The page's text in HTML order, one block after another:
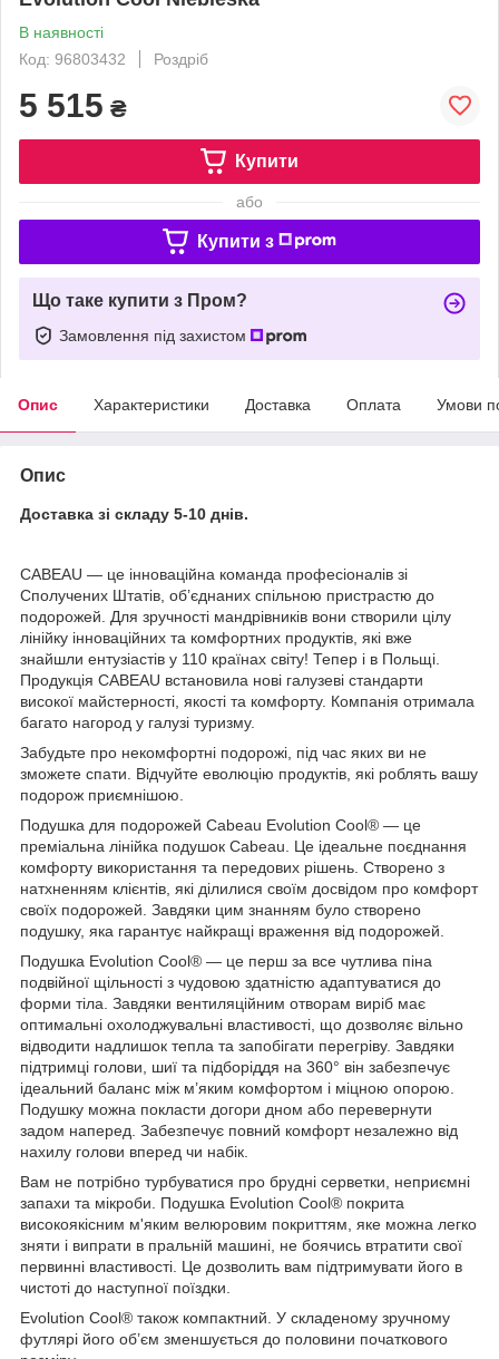
В наявності
Код: 96803432
Роздріб
5 515 ₴
Купити
або
Купити з
Що таке купити з Пром?
Замовлення під захистом
Опис Характеристики Доставка Оплата Умови
Опис
Доставка зі складу 5-10 днів.
CABEAU — це інноваційна команда професіоналів зі
Сполучених Штатів, об’єднаних спільною пристрастю до
подорожей. Для зручності мандрівників вони створили цілу
лінійку інноваційних та комфортних продуктів, які вже
знайшли ентузіастів у 110 країнах світу! Тепер і в Польщі.
Продукція CABEAU встановила нові галузеві стандарти
високої майстерності, якості та комфорту. Компанія отримала
багато нагород у галузі туризму.
Забудьте про некомфортні подорожі, під час яких ви не
зможете спати. Відчуйте еволюцію продуктів, які роблять вашу
подорож приємнішою.
Подушка для подорожей Cabeau Evolution Cool® — це
преміальна лінійка подушок Cabeau. Це ідеальне поєднання
комфорту використання та передових рішень. Створено з
натхненням клієнтів, які ділилися своїм досвідом про комфорт
своїх подорожей. Завдяки цим знанням було створено
подушку, яка гарантує найкращі враження від подорожей.
Подушка Evolution Cool® — це перш за все чутлива піна
подвійної щільності з чудовою здатністю адаптуватися до
форми тіла. Завдяки вентиляційним отворам виріб має
оптимальні охолоджувальні властивості, що дозволяє вільно
відводити надлишок тепла та запобігати перегріву. Завдяки
підтримці голови, шиї та підборіддя на 360° він забезпечує
ідеальний баланс між м’яким комфортом і міцною опорою.
Подушку можна покласти догори дном або перевернути
задом наперед. Забезпечує повний комфорт незалежно від
нахилу голови вперед чи набік.
Вам не потрібно турбуватися про брудні серветки, неприємні
запахи та мікроби. Подушка Evolution Cool® покрита
високоякісним м'яким велюровим покриттям, яке можна легко
зняти і випрати в пральній машині, не боячись втратити свої
первинні властивості. Це дозволить вам підтримувати його в
чистоті до наступної поїздки.
Evolution Cool® також компактний. У складеному зручному
футлярі його об’єм зменшується до половини початкового